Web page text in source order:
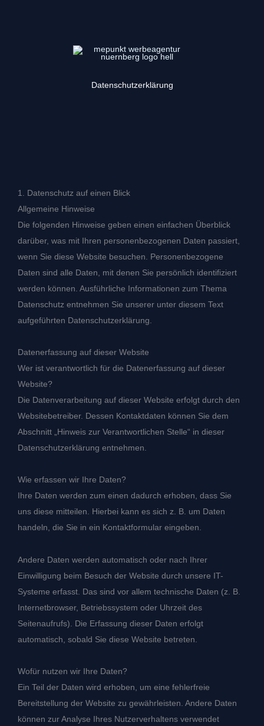
Datenschutzerklärung
1. Datenschutz auf einen Blick
Allgemeine Hinweise
Die folgenden Hinweise geben einen einfachen Überblick
darüber, was mit Ihren personenbezogenen Daten passiert,
wenn Sie diese Website besuchen. Personenbezogene
Daten sind alle Daten, mit denen Sie persönlich identifiziert
werden können. Ausführliche Informationen zum Thema
Datenschutz entnehmen Sie unserer unter diesem Text
aufgeführten Datenschutzerklärung.
Datenerfassung auf dieser Website
Wer ist verantwortlich für die Datenerfassung auf dieser
Website?
Die Datenverarbeitung auf dieser Website erfolgt durch den
Websitebetreiber. Dessen Kontaktdaten können Sie dem
Abschnitt „Hinweis zur Verantwortlichen Stelle“ in dieser
Datenschutzerklärung entnehmen.
Wie erfassen wir Ihre Daten?
Ihre Daten werden zum einen dadurch erhoben, dass Sie
uns diese mitteilen. Hierbei kann es sich z. B. um Daten
handeln, die Sie in ein Kontaktformular eingeben.
Andere Daten werden automatisch oder nach Ihrer
Einwilligung beim Besuch der Website durch unsere IT-
Systeme erfasst. Das sind vor allem technische Daten (z. B.
Internetbrowser, Betriebssystem oder Uhrzeit des
Seitenaufrufs). Die Erfassung dieser Daten erfolgt
automatisch, sobald Sie diese Website betreten.
Wofür nutzen wir Ihre Daten?
Ein Teil der Daten wird erhoben, um eine fehlerfreie
Bereitstellung der Website zu gewährleisten. Andere Daten
können zur Analyse Ihres Nutzerverhaltens verwendet